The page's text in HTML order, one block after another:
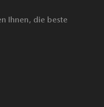
Ihnen, die beste